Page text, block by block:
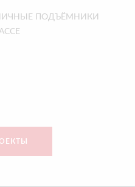
ПОДЪЁМНИКИ